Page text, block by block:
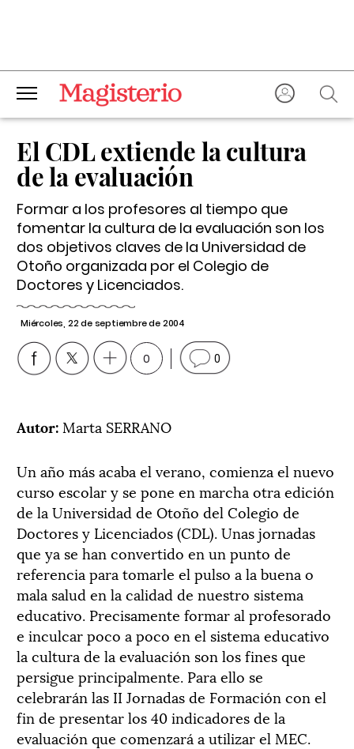
El CDL extiende la cultura
de la evaluación
Formar a los profesores al tiempo que
fomentar la cultura de la evaluación son los
dos objetivos claves de la Universidad de
Otoño organizada por el Colegio de
Doctores y Licenciados.
Miércoles, 22 de septiembre de 2004
0 0
Autor: Marta SERRANO
Un año más acaba el verano, comienza el nuevo
curso escolar y se pone en marcha otra edición
de la Universidad de Otoño del Colegio de
Doctores y Licenciados (CDL). Unas jornadas
que ya se han convertido en un punto de
referencia para tomarle el pulso a la buena o
mala salud en la calidad de nuestro sistema
educativo. Precisamente formar al profesorado
e inculcar poco a poco en el sistema educativo
la cultura de la evaluación son los fines que
persigue principalmente. Para ello se
celebrarán las II Jornadas de Formación con el
fin de presentar los 40 indicadores de la
evaluación que comenzará a utilizar el MEC.